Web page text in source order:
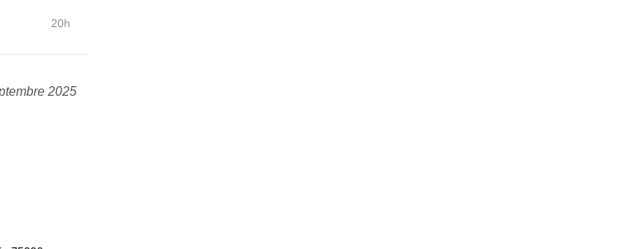
20h
2025